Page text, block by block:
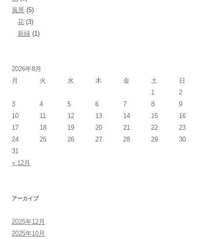
風景 (5)
花 (3)
新緑 (1)
2026年8月
月
火 水 木 金 土
日
1
2
3
4 5 6 7 8
9
10
11 12 13 14 15
16
17
18 19 20 21 22
23
24
25 26 27 28 29
30
31
« 12月
アーカイブ
2025年12月
2025年10月